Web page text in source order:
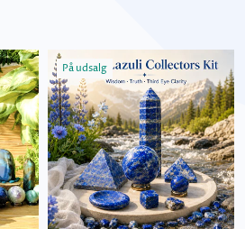
På udsalg